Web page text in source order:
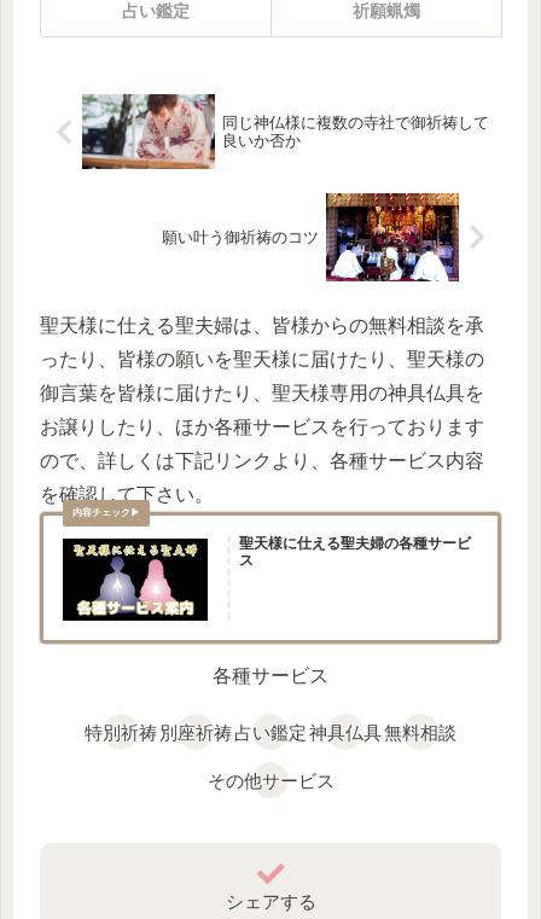
占い鑑定 祈願蝋燭
同じ神仏様に複数の寺社で御祈祷して
良いか否か
願い叶う御祈祷のコツ
聖天様に仕える聖夫婦は、皆様からの無料相談を承
ったり、皆様の願いを聖天様に届けたり、聖天様の
御言葉を皆様に届けたり、聖天様専用の神具仏具を
お譲りしたり、ほか各種サービスを行っております
ので、詳しくは下記リンクより、各種サービス内容
を確認して下さい。
聖天様に仕える聖夫婦の各種サービ
ス
各種サービス
特別祈祷別座祈祷占い鑑定神具仏具無料相談
その他サービス
シェアする